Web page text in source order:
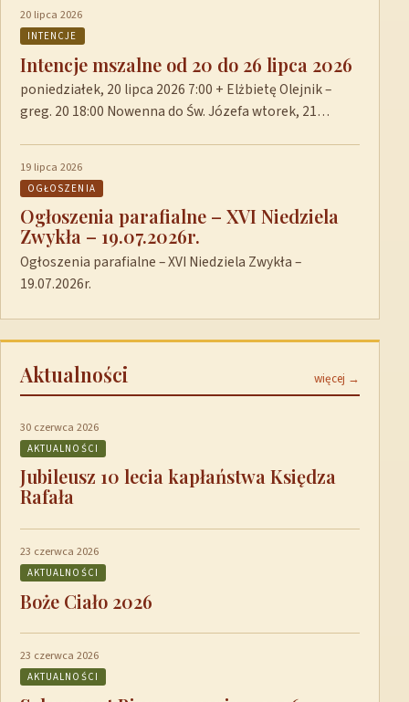
20 lipca 2026
INTENCJE
Intencje mszalne od 20 do 26 lipca 2026
poniedziałek, 20 lipca 2026 7:00 + Elżbietę Olejnik –
greg. 20 18:00 Nowenna do Św. Józefa wtorek, 21…
19 lipca 2026
OGŁOSZENIA
Ogłoszenia parafialne – XVI Niedziela
Zwykła – 19.07.2026r.
Ogłoszenia parafialne – XVI Niedziela Zwykła –
19.07.2026r.
Aktualności więcej →
30 czerwca 2026
AKTUALNOŚCI
Jubileusz 10 lecia kapłaństwa Księdza
Rafała
23 czerwca 2026
AKTUALNOŚCI
Boże Ciało 2026
23 czerwca 2026
AKTUALNOŚCI